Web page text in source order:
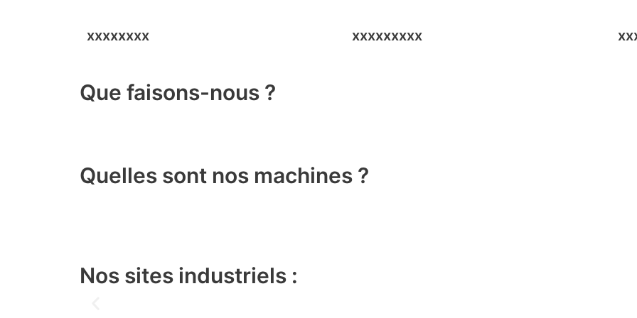
xxxxxxxx xxxxxxxxx
Que faisons-nous ?
Quelles sont nos machines ?
Nos sites industriels :